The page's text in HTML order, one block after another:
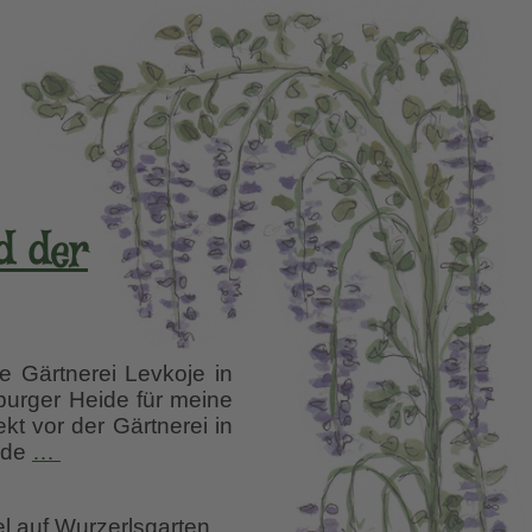
der
Gärtnerei Levkoje in
Heide für meine
vor der Gärtnerei in
…
auf Wurzerlsgarten